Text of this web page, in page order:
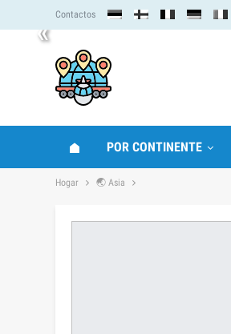
« Contactos
POR CONTINENTE
Hogar 🌏 Asia